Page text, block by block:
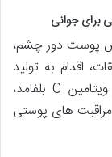
پوست دور چشم،
اقدام به تولید
محصولی متمایز نموده است. کرم دور چشم ویتامین C بلفامد،
های پوستی